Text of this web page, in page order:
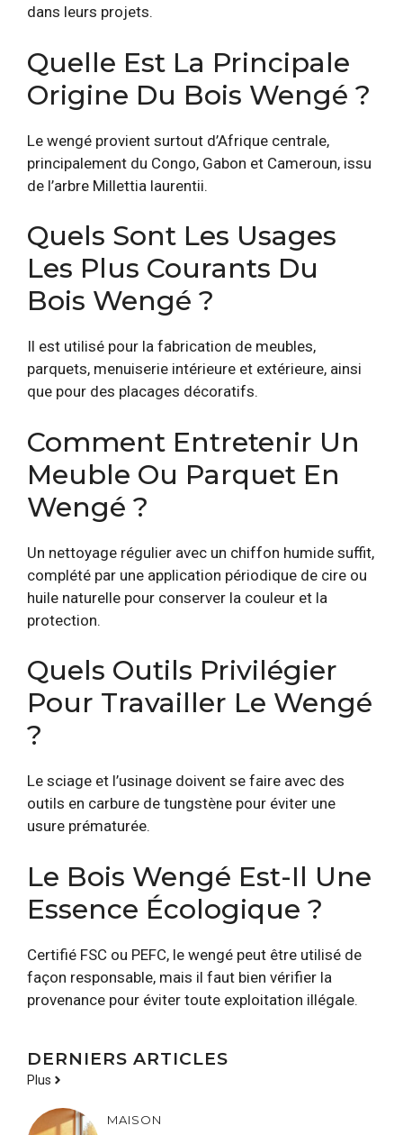
dans leurs projets.
Quelle Est La Principale
Origine Du Bois Wengé ?
Le wengé provient surtout d’Afrique centrale,
principalement du Congo, Gabon et Cameroun, issu
de l’arbre Millettia laurentii.
Quels Sont Les Usages
Les Plus Courants Du
Bois Wengé ?
Il est utilisé pour la fabrication de meubles,
parquets, menuiserie intérieure et extérieure, ainsi
que pour des placages décoratifs.
Comment Entretenir Un
Meuble Ou Parquet En
Wengé ?
Un nettoyage régulier avec un chiffon humide suffit,
complété par une application périodique de cire ou
huile naturelle pour conserver la couleur et la
protection.
Quels Outils Privilégier
Pour Travailler Le Wengé
?
Le sciage et l’usinage doivent se faire avec des
outils en carbure de tungstène pour éviter une
usure prématurée.
Le Bois Wengé Est-Il Une
Essence Écologique ?
Certifié FSC ou PEFC, le wengé peut être utilisé de
façon responsable, mais il faut bien vérifier la
provenance pour éviter toute exploitation illégale.
DERNIERS ARTICLES
Plus
MAISON